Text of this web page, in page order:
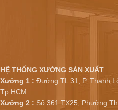
HỆ THỐNG XƯỞNG SẢN XUẤT
Xưởng 1 : Đường TL 31, P. Thạnh
Tp.HCM
Xưởng 2 : Số 361 TX25, Phường